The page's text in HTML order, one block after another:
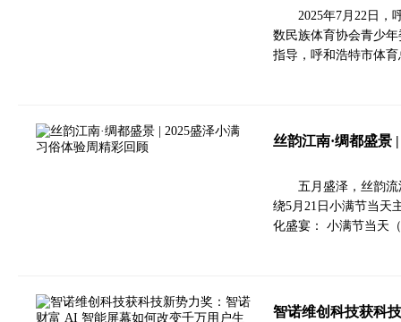
2025年7月22日，
数民族体育协会青少
指导，呼和浩特市体
丝韵江南·绸都盛景
五月盛泽，丝韵
绕5月21日小满节当天
化盛宴： 小满节当天
智诺维创科技获科